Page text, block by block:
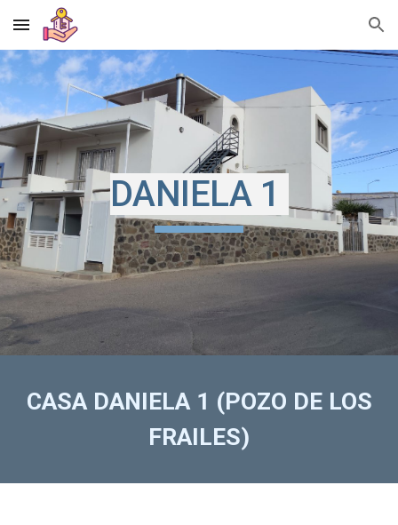
Skip to main content Skip to navigation
DANIELA 1
CASA DANIELA 1 (POZO DE LOS
FRAILES)